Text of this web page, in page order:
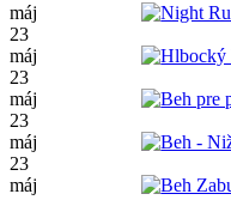
máj
23
máj
23
máj
23
máj
23
máj